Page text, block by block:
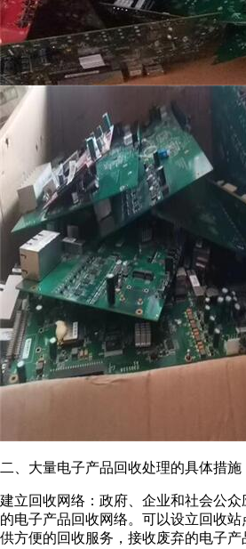
二、大量电子产品回收处理的具体措施
建立回收网络：政府、企业和社会公
的电子产品回收网络。可以设立回收
供方便的回收服务，接收废弃的电子产